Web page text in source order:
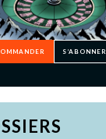
S’ABONNER